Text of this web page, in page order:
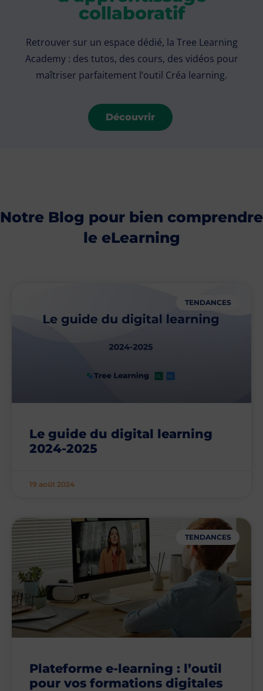
collaboratif
Retrouver sur un espace dédié, la Tree Learning
Academy : des tutos, des cours, des vidéos pour
maîtriser parfaitement l’outil Créa learning.
Découvrir
Notre Blog pour bien comprendre
le eLearning
TENDANCES
Le guide du digital learning
2024-2025
19 août 2024
TENDANCES
Plateforme e-learning : l’outil
pour vos formations digitales